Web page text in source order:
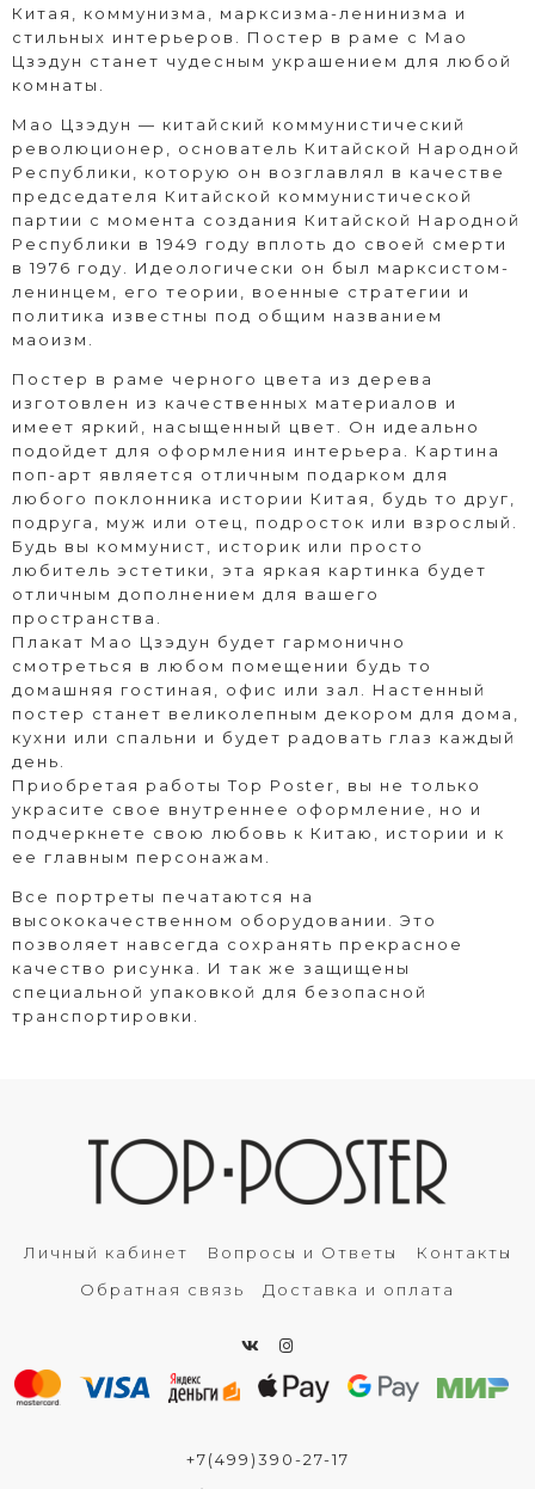
Китая, коммунизма, марксизма-ленинизма и
стильных интерьеров. Постер в раме c Мао
Цзэдун станет чудесным украшением для любой
комнаты.
Мао Цзэдун — китайский коммунистический
революционер, основатель Китайской Народной
Республики, которую он возглавлял в качестве
председателя Китайской коммунистической
партии с момента создания Китайской Народной
Республики в 1949 году вплоть до своей смерти
в 1976 году. Идеологически он был марксистом-
ленинцем, его теории, военные стратегии и
политика известны под общим названием
маоизм.
Постер в раме черного цвета из дерева
изготовлен из качественных материалов и
имеет яркий, насыщенный цвет. Он идеально
подойдет для оформления интерьера. Картина
поп-арт является отличным подарком для
любого поклонника истории Китая, будь то друг,
подруга, муж или отец, подросток или взрослый.
Будь вы коммунист, историк или просто
любитель эстетики, эта яркая картинка будет
отличным дополнением для вашего
пространства.
Плакат Мао Цзэдун будет гармонично
смотреться в любом помещении будь то
домашняя гостиная, офис или зал. Настенный
постер станет великолепным декором для дома,
кухни или спальни и будет радовать глаз каждый
день.
Приобретая работы Top Poster, вы не только
украсите свое внутреннее оформление, но и
подчеркнете свою любовь к Китаю, истории и к
ее главным персонажам.
Все портреты печатаются на
высококачественном оборудовании. Это
позволяет навсегда сохранять прекрасное
качество рисунка. И так же защищены
специальной упаковкой для безопасной
транспортировки.
Личный кабинет Вопросы и Ответы
Контакты
Обратная связь
Доставка и оплата
+7(499)390-27-17